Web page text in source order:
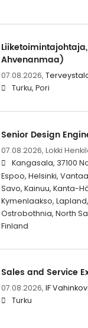
Ahvenanmaa)
07.08.2026,
Turku, Pori
Senior Design
07.08.2026, Lokki
Kangasala, 37100
Espoo, Helsinki,
Savo, Kainuu, Kanta-
Kymenlaakso,
Ostrobothnia, North
Finland
Sales and Service
07.08.2026, IF
Turku